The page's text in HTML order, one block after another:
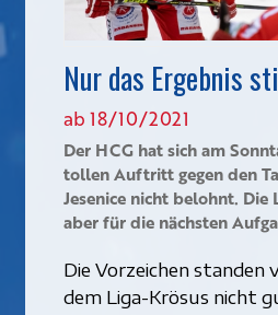
Nur das Ergebnis
ab 18/10/2021
Der HCG hat sich am
tollen Auftritt gegen den
Jesenice nicht belohnt. Die
aber für die nächsten
Die Vorzeichen
dem Liga-Krösus nicht